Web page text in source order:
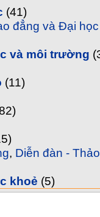
(41)
đẳng và Đại học
và môi trường
(11)
, Diễn đàn -
khoẻ (5)